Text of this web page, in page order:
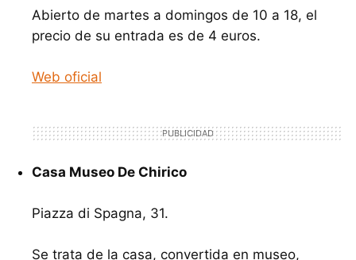
Abierto de martes a domingos de 10 a 18, el
precio de su entrada es de 4 euros.
Web oficial
Casa Museo De Chirico
Piazza di Spagna, 31.
Se trata de la casa, convertida en museo,